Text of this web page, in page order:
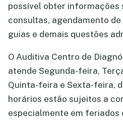
possível obter informações
consultas, agendamento de
guias e demais questões
O Auditiva Centro de
atende Segunda-feira,
Quinta-feira e Sexta-feira,
horários estão sujeitos a
especialmente em feriados